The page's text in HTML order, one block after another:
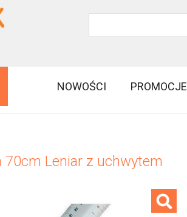
NOWOŚCI PROMOCJE
70cm Leniar z uchwytem